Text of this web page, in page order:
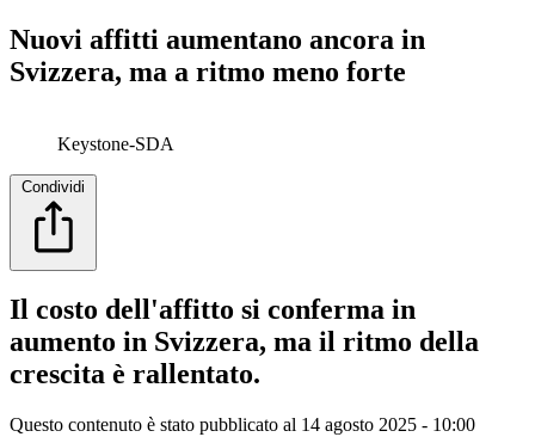
Nuovi affitti aumentano ancora in
Svizzera, ma a ritmo meno forte
Keystone-SDA
Condividi
Il costo dell'affitto si conferma in
aumento in Svizzera, ma il ritmo della
crescita è rallentato.
Questo contenuto è stato pubblicato al 14 agosto 2025 - 10:00